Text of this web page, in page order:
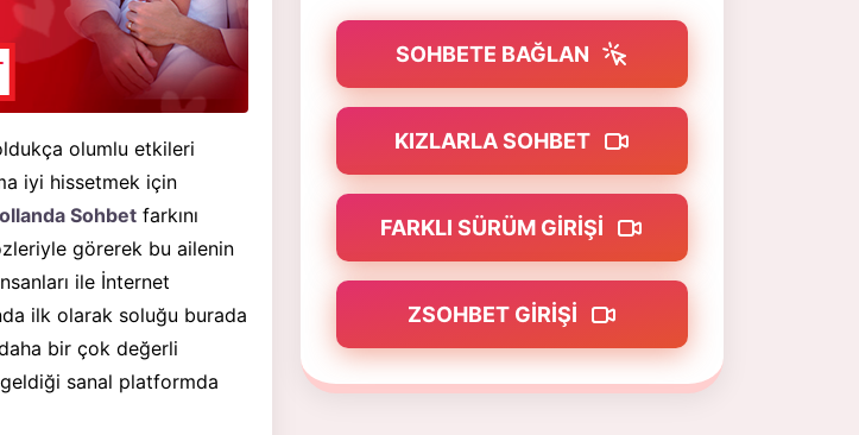
SOHBETE BAĞLAN
KIZLARLA SOHBET
FARKLI SÜRÜM GIRIŞI
ZSOHBET GIRIŞI
olumlu etkileri
iyi hissetmek için
Sohbet farkını
görerek bu ailenin
ile İnternet
ilk olarak soluğu burada
bir çok değerli
sanal platformda